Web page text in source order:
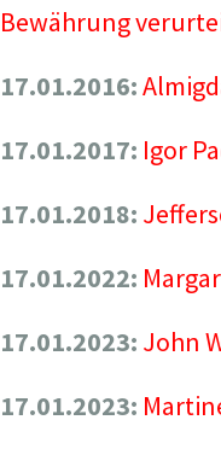
Bewährung
17.01.2016:
17.01.2017: Igor
17.01.2018:
17.01.2022:
17.01.2023: John
17.01.2023: